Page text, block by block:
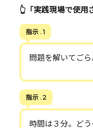
👆️「実践現場で使用
指示 . 1
問題を解いてごら
指示 . 2
時間は３分。どう